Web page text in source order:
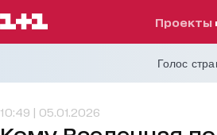
проекты
Голос
10:49 | 05.01.2026